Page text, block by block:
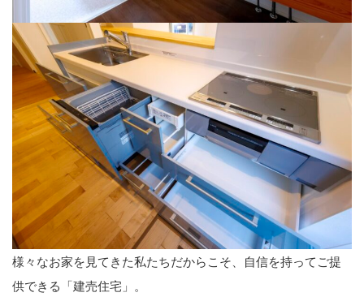
様々なお家を見てきた私たちだからこそ、自信を持ってご提
供できる「建売住宅」。